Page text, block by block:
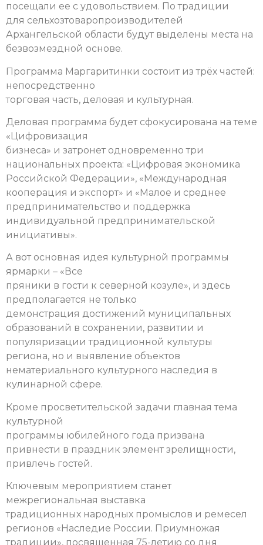
посещали ее с удовольствием. По традиции
для сельхозтоваропроизводителей
Архангельской области будут выделены места на
безвозмездной основе.
Программа Маргаритинки состоит из трёх частей:
непосредственно
торговая часть, деловая и культурная.
Деловая программа будет сфокусирована на теме
«Цифровизация
бизнеса» и затронет одновременно три
национальных проекта: «Цифровая экономика
Российской Федерации», «Международная
кооперация и экспорт» и «Малое и среднее
предпринимательство и поддержка
индивидуальной предпринимательской
инициативы».
А вот основная идея культурной программы
ярмарки – «Все
пряники в гости к северной козуле», и здесь
предполагается не только
демонстрация достижений муниципальных
образований в сохранении, развитии и
популяризации традиционной культуры
региона, но и выявление объектов
нематериального культурного наследия в
кулинарной сфере.
Кроме просветительской задачи главная тема
культурной
программы юбилейного года призвана
привнести в праздник элемент зрелищности,
привлечь гостей.
Ключевым мероприятием станет
межрегиональная выставка
традиционных народных промыслов и ремесел
регионов «Наследие России. Приумножая
традиции», посвященная 75-летию со дня